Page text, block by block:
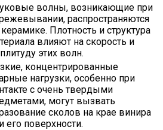
волны, возникающие при
распространяются
Плотность и структура
влияют на скорость и
этих волн.
концентрированные
нагрузки, особенно при
с очень твердыми
могут вызвать
сколов на крае винира
его поверхности.